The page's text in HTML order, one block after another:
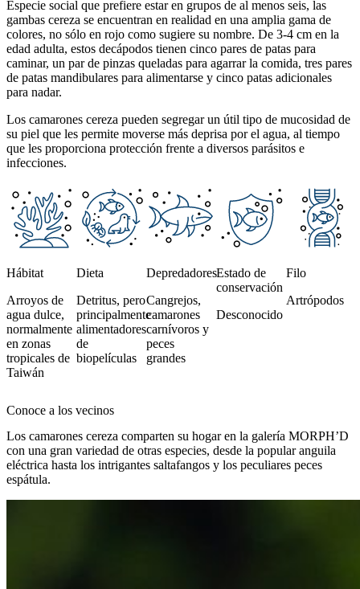
Especie social que prefiere estar en grupos de al menos seis, las
gambas cereza se encuentran en realidad en una amplia gama de
colores, no sólo en rojo como sugiere su nombre. De 3-4 cm en la
edad adulta, estos decápodos tienen cinco pares de patas para
caminar, un par de pinzas queladas para agarrar la comida, tres pares
de patas mandibulares para alimentarse y cinco patas adicionales
para nadar.
Los camarones cereza pueden segregar un útil tipo de mucosidad de
su piel que les permite moverse más deprisa por el agua, al tiempo
que les proporciona protección frente a diversos parásitos e
infecciones.
This section contains a slider with rotating slides. Use Next and
Hábitat
Arroyos de
agua dulce,
normalmente
en zonas
tropicales de
Taiwán
Dieta
Detritus, pero
principalmente
alimentadores
de
biopelículas
Depredadores
Cangrejos,
camarones
carnívoros y
peces
grandes
Estado de
conservación
Desconocido
Filo
Artrópodos
Conoce a los vecinos
Los camarones cereza comparten su hogar en la galería MORPH’D
con una gran variedad de otras especies, desde la popular anguila
eléctrica hasta los intrigantes saltafangos y los peculiares peces
espátula.